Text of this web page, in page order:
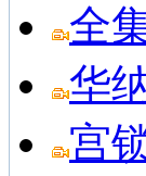
全
华
宫